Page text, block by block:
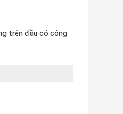
trên đầu có công